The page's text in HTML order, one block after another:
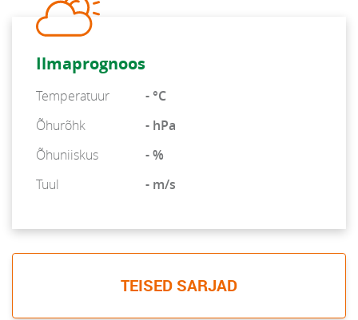
Ilmaprognoos
Temperatuur
- °C
Õhurõhk
- hPa
Õhuniiskus
- %
Tuul
- m/s
TEISED SARJAD